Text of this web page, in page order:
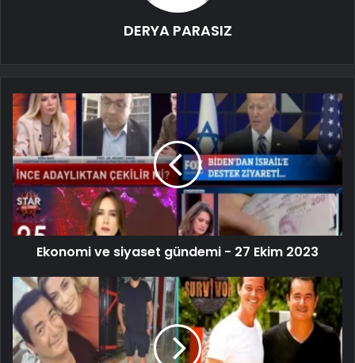
DERYA PARASIZ
Ekonomi ve siyaset gündemi - 27 Ekim 2023